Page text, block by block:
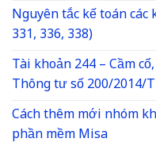
Nguyên tắc kế toán
331, 336, 338)
Tài khoản 244 – Cầm
Thông tư số 200/2014/
Cách thêm mới nhóm
phần mềm Misa